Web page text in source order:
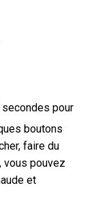
pour
boutons
faire du
vous pouvez
et